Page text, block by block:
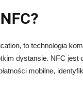
to technologia
dystansie. NFC jest
mobilne,